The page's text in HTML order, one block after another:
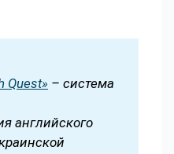
Quest» – система
английского